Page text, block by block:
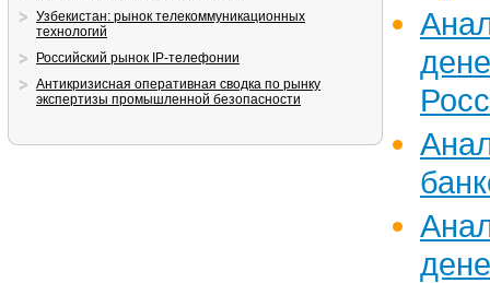
Узбекистан: рынок телекоммуникационных
технологий
Российский рынок IP-телефонии
Антикризисная оперативная сводка по рынку
экспертизы промышленной безопасности